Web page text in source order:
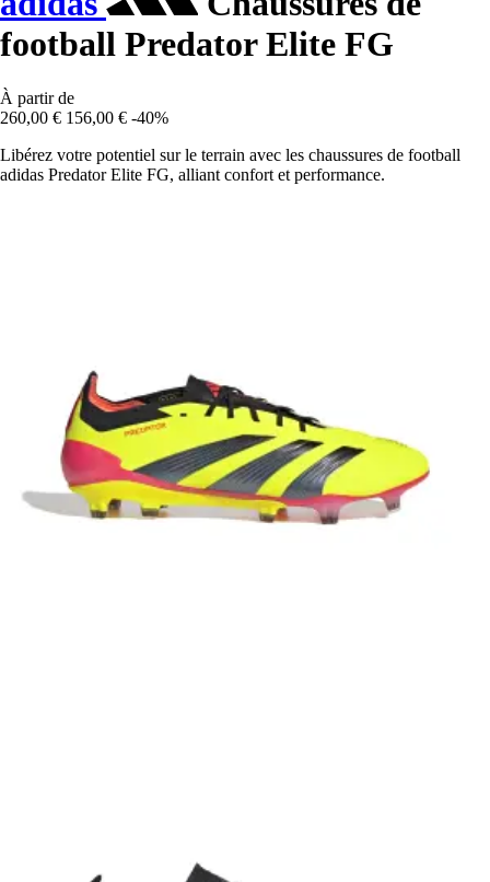
football Predator Elite FG
À partir de
260,00 € 156,00 € -40%
Libérez votre potentiel sur le terrain avec les chaussures de football
adidas Predator Elite FG, alliant confort et performance.